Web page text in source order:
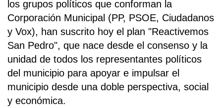
los grupos políticos que conforman la
Corporación Municipal (PP, PSOE, Ciudadanos
y Vox), han suscrito hoy el plan "Reactivemos
San Pedro", que nace desde el consenso y la
unidad de todos los representantes políticos
del municipio para apoyar e impulsar el
municipio desde una doble perspectiva, social
y económica.